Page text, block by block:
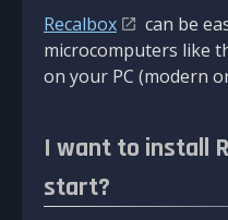
Recalbox
can be
microcomputers like
on your PC (modern
I want to install
start?